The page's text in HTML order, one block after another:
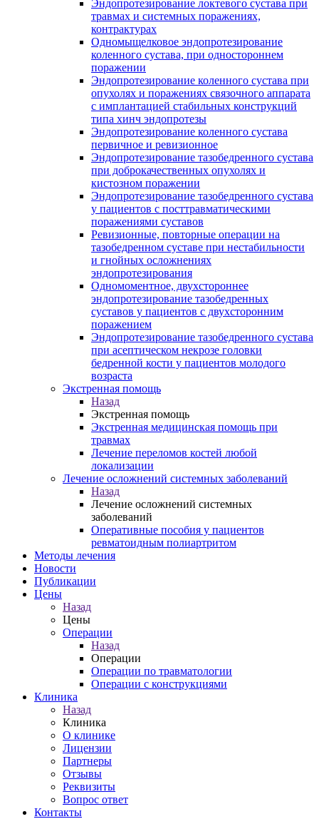
Эндопротезирование локтевого сустава при
травмах и системных поражениях,
контрактурах
Одномыщелковое эндопротезирование
коленного сустава, при одностороннем
поражении
Эндопротезирование коленного сустава при
опухолях и поражениях связочного аппарата
с имплантацией стабильных конструкций
типа хинч эндопротезы
Эндопротезирование коленного сустава
первичное и ревизионное
Эндопротезирование тазобедренного сустава
при доброкачественных опухолях и
кистозном поражении
Эндопротезирование тазобедренного сустава
у пациентов с посттравматическими
поражениями суставов
Ревизионные, повторные операции на
тазобедренном суставе при нестабильности
и гнойных осложнениях
эндопротезирования
Одномоментное, двухстороннее
эндопротезирование тазобедренных
суставов у пациентов с двухсторонним
поражением
Эндопротезирование тазобедренного сустава
при асептическом некрозе головки
бедренной кости у пациентов молодого
возраста
Экстренная помощь
Назад
Экстренная помощь
Экстренная медицинская помощь при
травмах
Лечение переломов костей любой
локализации
Лечение осложнений системных заболеваний
Назад
Лечение осложнений системных
заболеваний
Оперативные пособия у пациентов
ревматоидным полиартритом
Методы лечения
Новости
Публикации
Цены
Назад
Цены
Операции
Назад
Операции
Операции по травматологии
Операции с конструкциями
Клиника
Назад
Клиника
О клинике
Лицензии
Партнеры
Отзывы
Реквизиты
Вопрос ответ
Контакты